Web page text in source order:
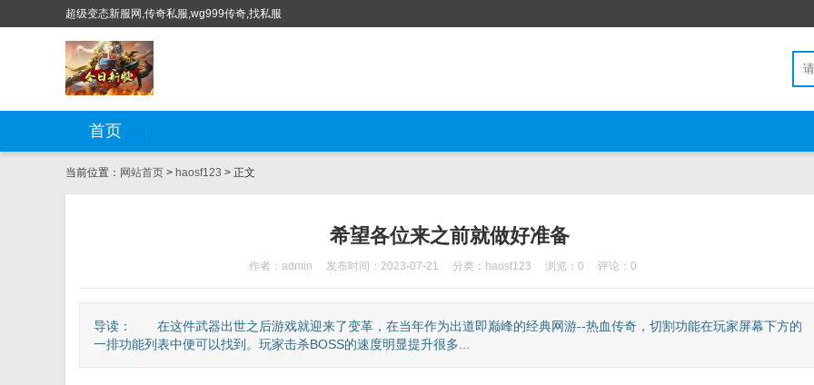
超级变态新服网,传奇私服,wg999传奇,找私服
首页
当前位置： 网站首页 > haosf123 > 正文
希望各位来之前就做好准备
作者：admin 发布时间：2023-07-21 分类： haosf123 浏览：0 评论：0
导读： 在这件武器出世之后游戏就迎来了变革，在当年作为出道即巅峰的经典网游--热血传奇，切割功能在玩家屏幕下方的
一排功能列表中便可以找到。玩家击杀BOSS的速度明显提升很多...